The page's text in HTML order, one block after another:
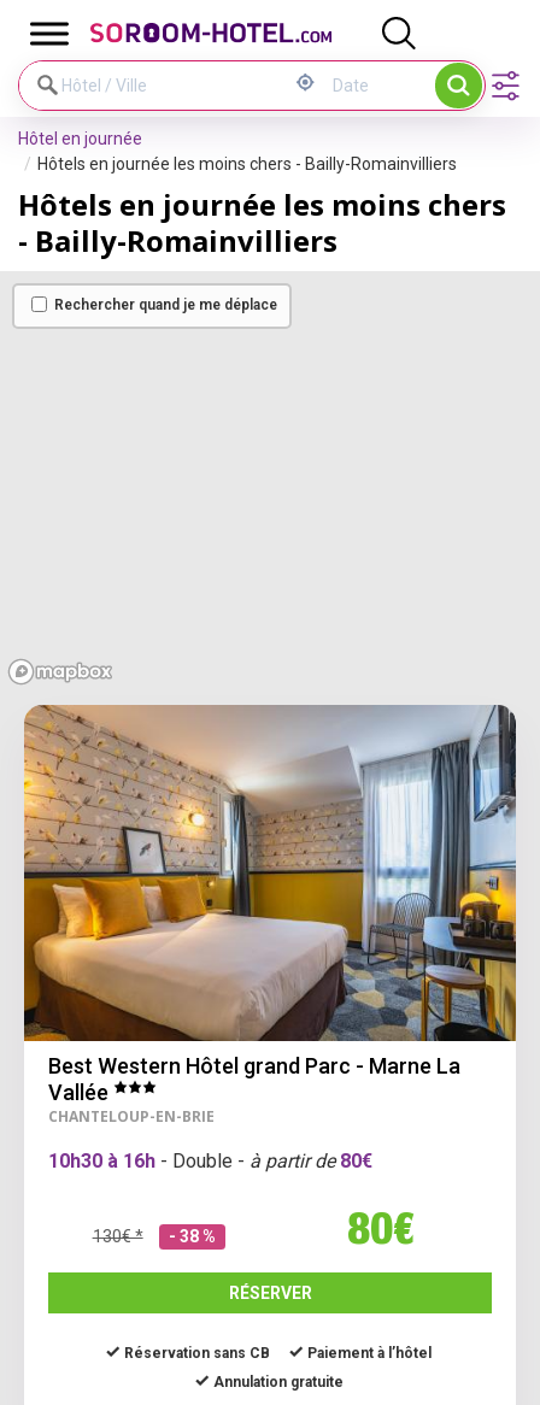
Hôtel en journée
Hôtels en journée les moins chers - Bailly-Romainvilliers
Hôtels en journée les moins chers
- Bailly-Romainvilliers
Best Western Hôtel grand Parc - Marne La
Vallée
CHANTELOUP-EN-BRIE
10h30 à 16h - Double - à partir de 80€
130€ * - 38 % 80€
RÉSERVER
Réservation sans CB
Paiement à l’hôtel
Annulation gratuite
Rechercher quand je me déplace